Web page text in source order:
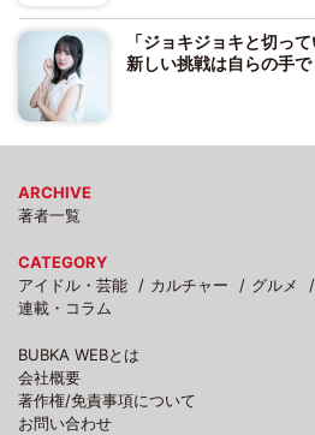
「ジョキジョキと切っ
新しい挑戦は自らの手で
ARCHIVE
著者一覧
CATEGORY
アイドル・芸能
カルチャー グルメ
連載・コラム
BUBKA WEBとは
会社概要
著作権/免責事項について
お問い合わせ